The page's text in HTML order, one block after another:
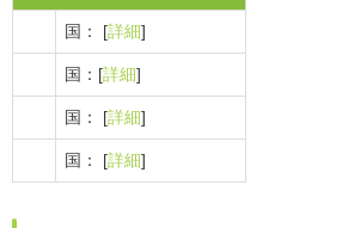
国： [詳細]
国：[詳細]
国： [詳細]
国： [詳細]